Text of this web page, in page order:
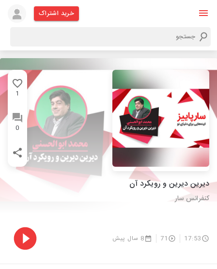
خرید اشتراک
1
0
دیرین دیرین و رویکرد آن
کنفرانس سار
17:53
71 8 سال پیش